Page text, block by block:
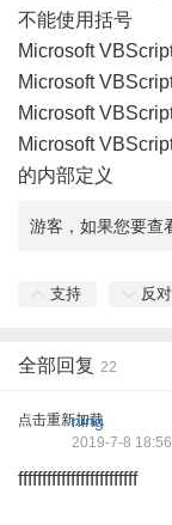
不能使用括号
Microsoft
Microsoft
Microsoft
Microsoft
的内部定义
游客，如果您要查
支持 反对
全部回复 22
点击重新加载
ning
2019-7-8
fffffffffffffffffffffffff